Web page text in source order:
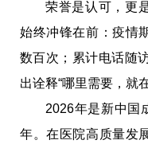
荣誉是认可，更
始终冲锋在前：疫情
数百次；累计电话随
出诠释“哪里需要，就
2026年是新中国
年。在医院高质量发